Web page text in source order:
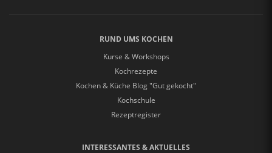
RUND UMS KOCHEN
Kurse & Workshops
Kochrezepte
Kochen & Küche Blog "Gut gekocht"
Kochschule
Rezeptregister
INTERESSANTES & AKTUELLES